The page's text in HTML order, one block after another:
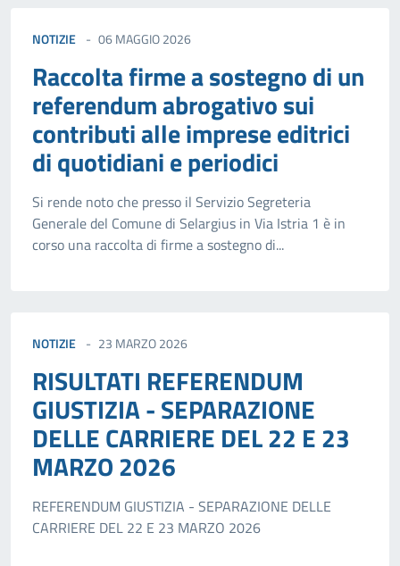
NOTIZIE 06 MAGGIO 2026
Raccolta firme a sostegno di un
referendum abrogativo sui
contributi alle imprese editrici
di quotidiani e periodici
Si rende noto che presso il Servizio Segreteria
Generale del Comune di Selargius in Via Istria 1 è in
corso una raccolta di firme a sostegno di...
NOTIZIE 23 MARZO 2026
RISULTATI REFERENDUM
GIUSTIZIA - SEPARAZIONE
DELLE CARRIERE DEL 22 E 23
MARZO 2026
REFERENDUM GIUSTIZIA - SEPARAZIONE DELLE
CARRIERE DEL 22 E 23 MARZO 2026